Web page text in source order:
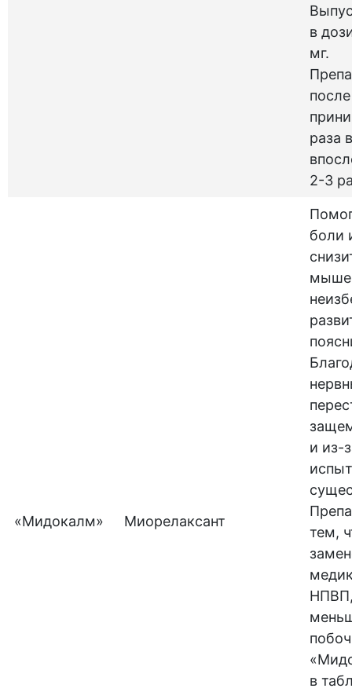
в
мг.
раза
2-3
«Мидокалм» Миорелаксант
боли
и из-
тем,
в